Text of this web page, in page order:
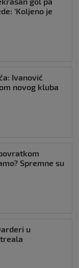
‘Koljeno je
Ivanović
novog kluba
Spremne su
u